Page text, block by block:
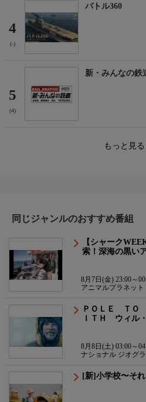
4
(-)
バトル360
5
(4)
新・みんなの鉄
もっと見
同じジャンルのおすすめ番組
【シャーク
索！深海の黒い
8月7日(金) 23:00～
アニマルプラネット
ＰＯＬＥ ＴＯ
ＩＴＨ ウィル
8月8日(土) 03:00～
ナショナル ジオグ
[新]小学校〜そ